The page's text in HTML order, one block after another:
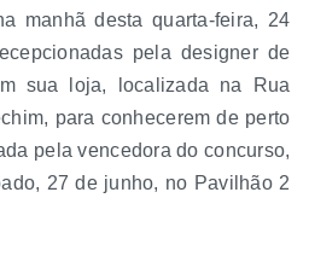
manhã desta quarta-feira, 24
pela designer de
sua loja, localizada na Rua
para conhecerem de perto
pela vencedora do concurso,
27 de junho, no Pavilhão 2